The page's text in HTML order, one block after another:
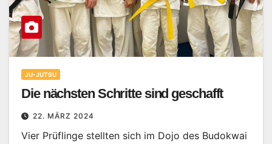
JU-JUTSU
Die nächsten Schritte sind geschafft
22. MÄRZ 2024
Vier Prüflinge stellten sich im Dojo des Budokwai